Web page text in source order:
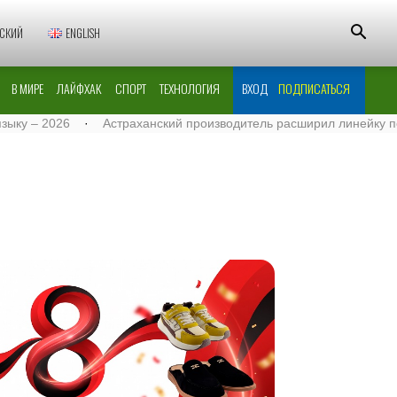
ENGLISH
В МИРЕ ЛАЙФХАК СПОРТ ТЕХНОЛОГИЯ ВХОД ПОДПИСАТЬСЯ
· Астраханский производитель расширил линейку